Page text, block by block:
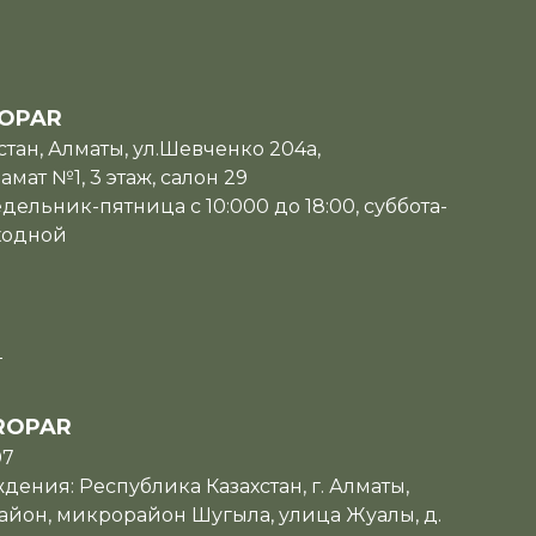
Алматы, ул.Шевченко 204а,
№1, 3 этаж, салон 29
пятница с 10:000 до 18:00, суббота-
Республика Казахстан, г. Алматы,
микрорайон Шугыла, улица Жуалы, д.